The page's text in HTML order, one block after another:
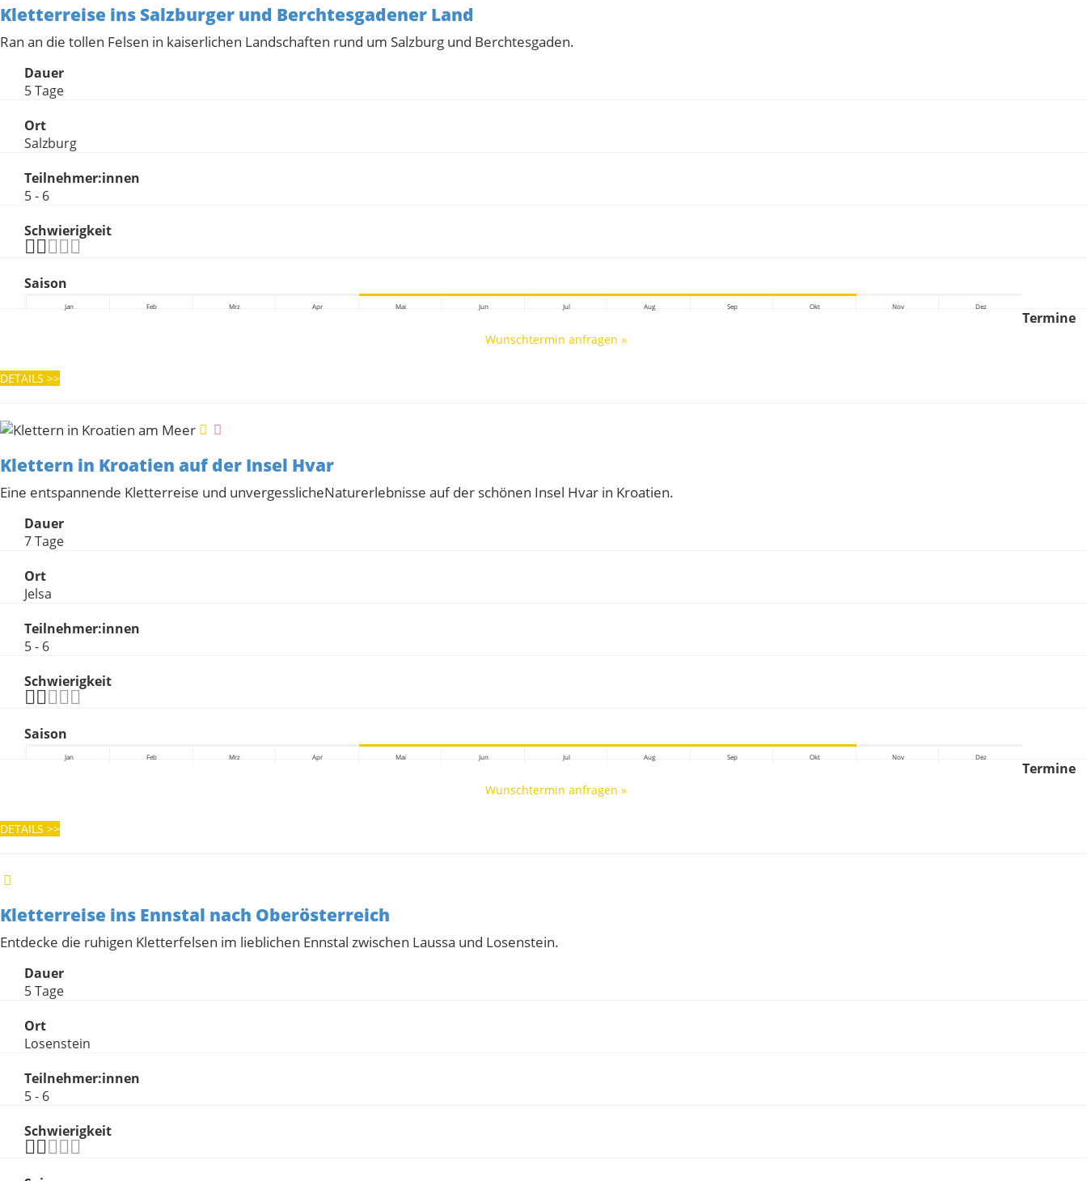
Kletterreise ins Salzburger und Berchtesgadener Land
Ran an die tollen Felsen in kaiserlichen Landschaften rund um Salzburg und Berchtesgaden.
Dauer
5 Tage
Ort
Salzburg
Teilnehmer:innen
5 - 6
Schwierigkeit
Saison
Jan Feb Mrz Apr Mai Jun Jul Aug Sep Okt Nov Dez
Termine
Wunschtermin anfragen »
DETAILS >>
Klettern in Kroatien auf der Insel Hvar
Eine entspannende Kletterreise und unvergesslicheNaturerlebnisse auf der schönen Insel Hvar in Kroatien.
Dauer
7 Tage
Ort
Jelsa
Teilnehmer:innen
5 - 6
Schwierigkeit
Saison
Jan Feb Mrz Apr Mai Jun Jul Aug Sep Okt Nov Dez
Termine
Wunschtermin anfragen »
DETAILS >>
Kletterreise ins Ennstal nach Oberösterreich
Entdecke die ruhigen Kletterfelsen im lieblichen Ennstal zwischen Laussa und Losenstein.
Dauer
5 Tage
Ort
Losenstein
Teilnehmer:innen
5 - 6
Schwierigkeit